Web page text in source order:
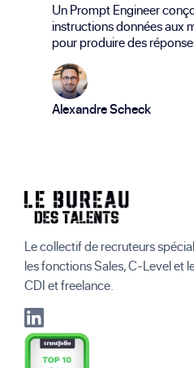
Un Prompt Engineer
instructions données aux
pour produire des
Alexandre Scheck
Le collectif de recruteurs
les fonctions Sales, C-Level et
CDI et freelance.